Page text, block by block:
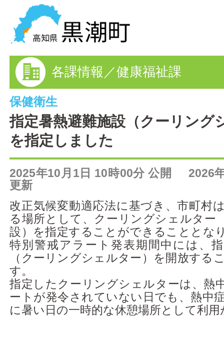
HOME
まちの情報
各課情報
電子申請
FAQ
アクセス
黒潮町の情報を探す
各課情報／健康福祉課
保健衛生
指定暑熱避難施設（クーリング
を指定しました
2025年10月1日 10時00分 公開 2026
更新
改正気候変動適応法に基づき、市町村
る場所として、クーリングシェルター
設）を指定することができることとな
特別警戒アラート発表期間中には、
（クーリングシェルター）を開放する
す。
指定したクーリングシェルターは、熱
ートが発令されていない日でも、熱中
に暑い日の一時的な休憩場所として利